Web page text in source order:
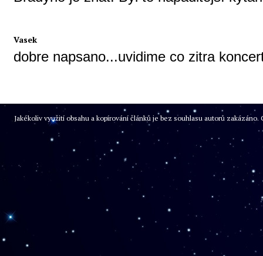
Vasek
dobre napsano...uvidime co zitra
Jakékoliv využití obsahu a kopírování článků je bez souhlasu autorů